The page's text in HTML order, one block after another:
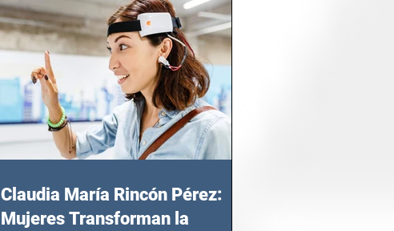
Claudia María Rincón Pérez:
Mujeres Transforman la